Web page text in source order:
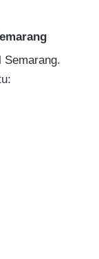
Semarang.